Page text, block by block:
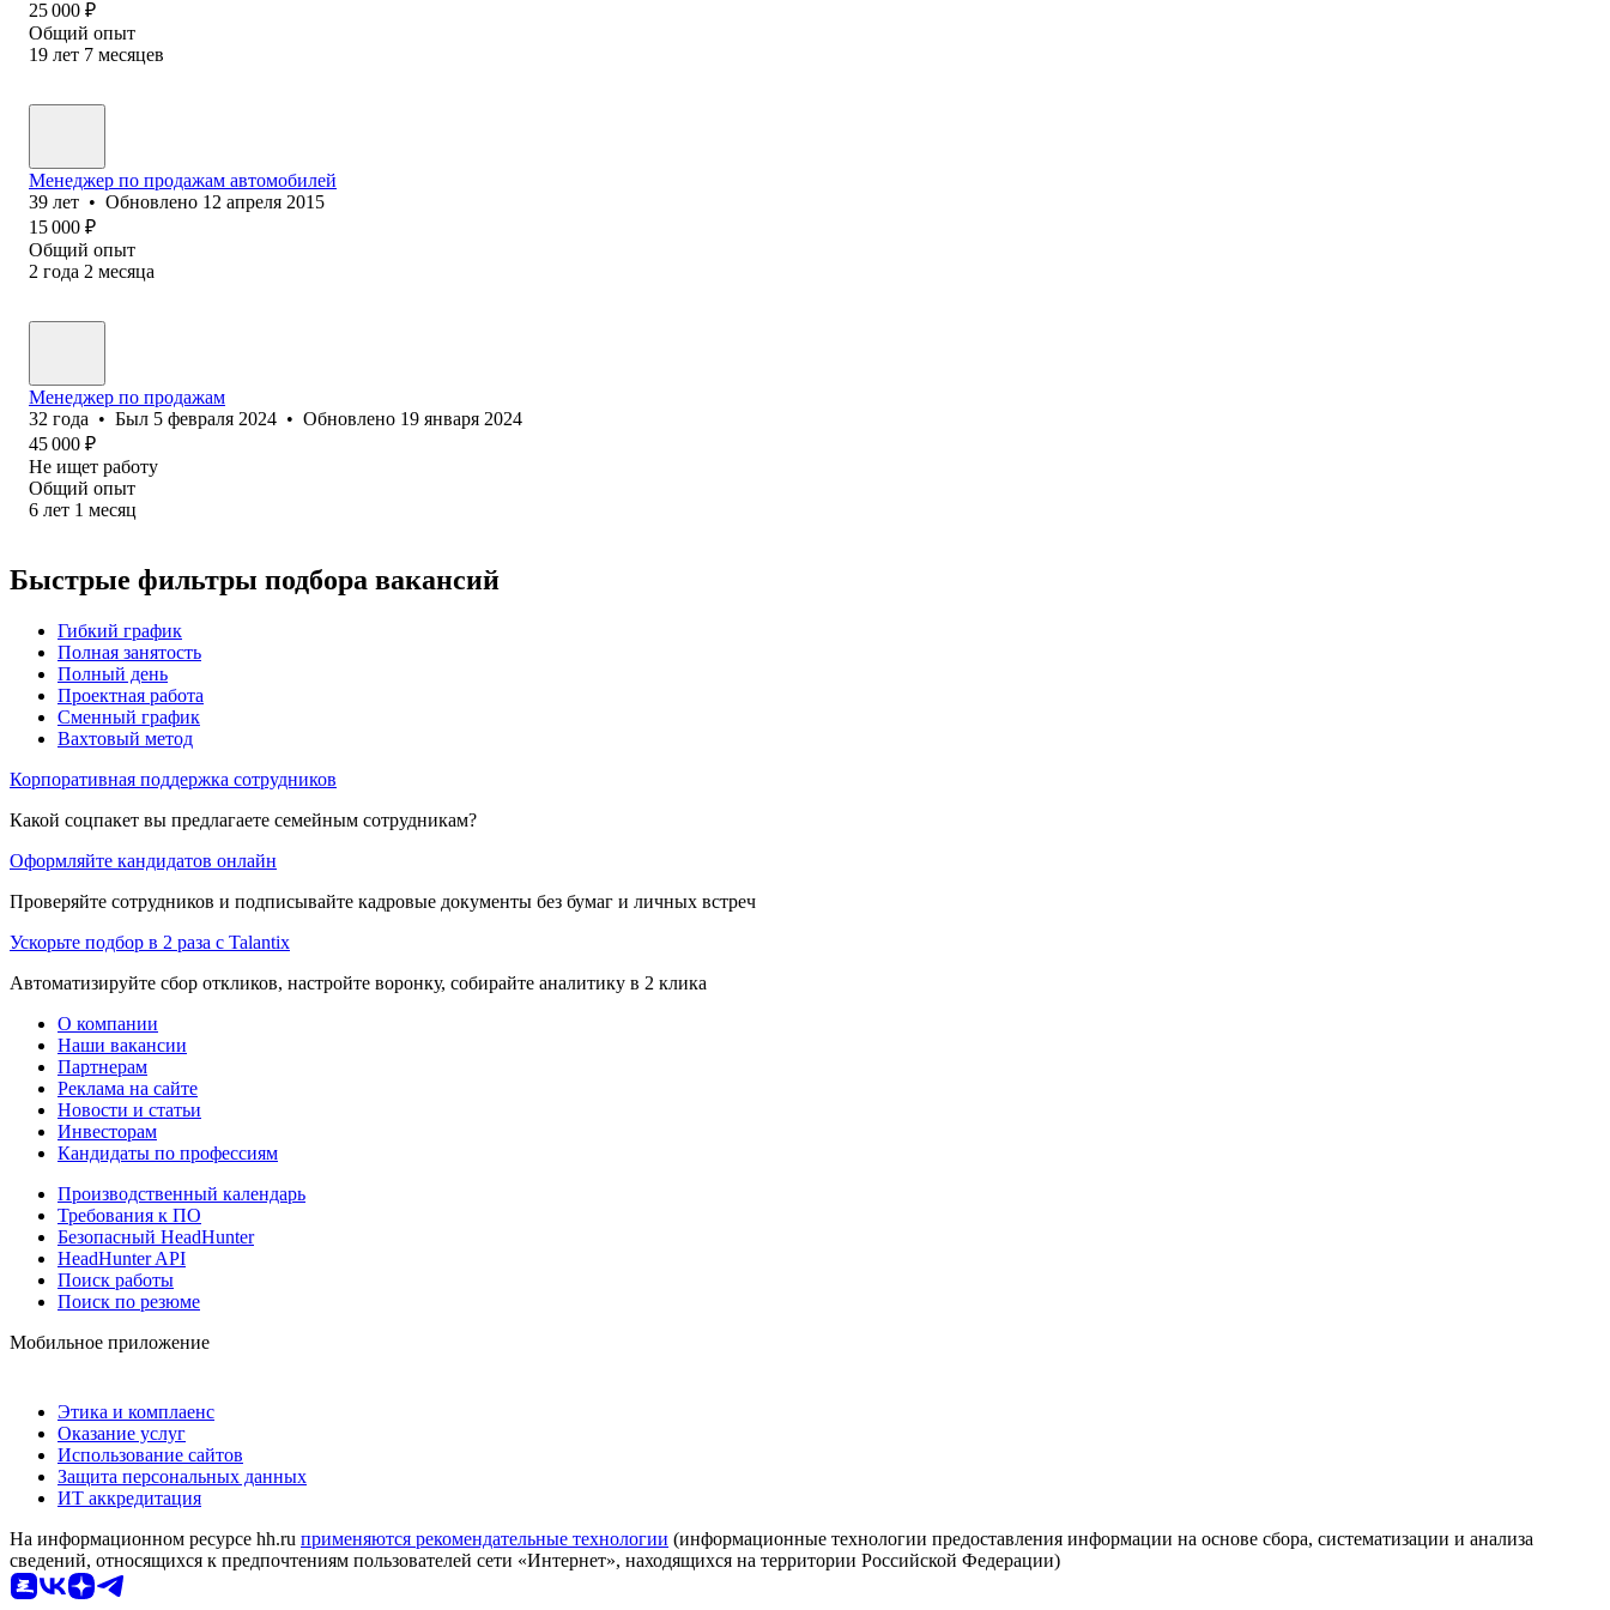
25 000 ₽
Общий опыт
19 лет 7 месяцев
Менеджер по продажам автомобилей
39 лет • Обновлено 12 апреля 2015
15 000 ₽
Общий опыт
2 года 2 месяца
Менеджер по продажам
32 года • Был 5 февраля 2024 • Обновлено 19 января 2024
45 000 ₽
Не ищет работу
Общий опыт
6 лет 1 месяц
Быстрые фильтры подбора вакансий
Гибкий график
Полная занятость
Полный день
Проектная работа
Сменный график
Вахтовый метод
Корпоративная поддержка сотрудников
Какой соцпакет вы предлагаете семейным сотрудникам?
Оформляйте кандидатов онлайн
Проверяйте сотрудников и подписывайте кадровые документы без бумаг и личных встреч
Ускорьте подбор в 2 раза с Talantix
Автоматизируйте сбор откликов, настройте воронку, собирайте аналитику в 2 клика
О компании
Наши вакансии
Партнерам
Реклама на сайте
Новости и статьи
Инвесторам
Кандидаты по профессиям
Производственный календарь
Требования к ПО
Безопасный HeadHunter
HeadHunter API
Поиск работы
Поиск по резюме
Мобильное приложение
Этика и комплаенс
Оказание услуг
Использование сайтов
Защита персональных данных
ИТ аккредитация
На информационном ресурсе hh.ru применяются рекомендательные технологии (информационные технологии предоставления информации на основе сбора, систематизации и анализа
сведений, относящихся к предпочтениям пользователей сети «Интернет», находящихся на территории Российской Федерации)